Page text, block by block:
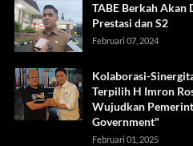
TABE Berkah Akan
Prestasi dan S2
Februari 07, 2024
Kolaborasi-
Terpilih H Imron
Wujudkan
Government"
Februari 01, 2025